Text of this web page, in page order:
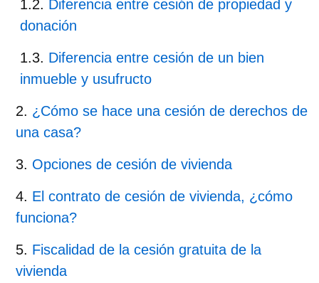
Diferencia entre cesión de propiedad y
donación
Diferencia entre cesión de un bien
inmueble y usufructo
¿Cómo se hace una cesión de derechos de
una casa?
Opciones de cesión de vivienda
El contrato de cesión de vivienda, ¿cómo
funciona?
Fiscalidad de la cesión gratuita de la
vivienda